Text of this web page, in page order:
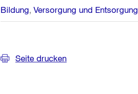
Bildung Versorgung und Entsorgung
Seite drucken